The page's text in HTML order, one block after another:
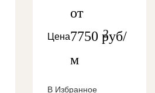
Цена
от
7750 руб/
м
2
В Избранное